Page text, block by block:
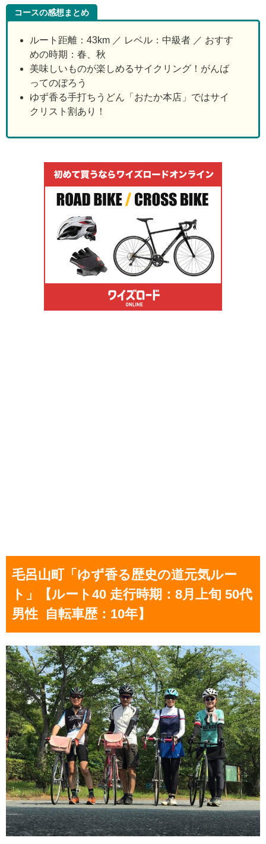
コースの感想まとめ
ルート距離：43km ／ レベル：中級者 ／ おすす
めの時期：春、秋
美味しいものが楽しめるサイクリング！がんば
ってのぼろう
ゆず香る手打ちうどん「おたか本店」ではサイ
クリスト割あり！
毛呂山町「ゆず香る歴史の道元気ルー
ト」【ルート40 走行時期：8月上旬 50代
男性 自転車歴：10年】